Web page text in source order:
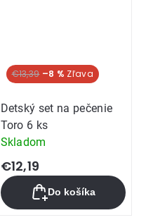
€13,39 –8 %
Detský set na pečenie
Toro 6 ks
Skladom
€12,19
Do košíka